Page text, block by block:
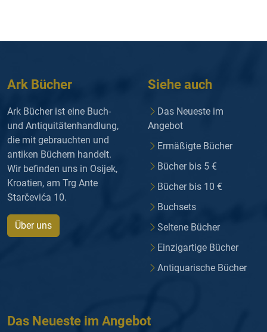
Ark Bücher
Ark Bücher ist eine Buch-
und Antiquitätenhandlung,
die mit gebrauchten und
antiken Büchern handelt.
Wir befinden uns in Osijek,
Kroatien, am Trg Ante
Starčevića 10.
Über uns
Siehe auch
Das Neueste im
Angebot
Ermäßigte Bücher
Bücher bis 5 €
Bücher bis 10 €
Buchsets
Seltene Bücher
Einzigartige Bücher
Antiquarische Bücher
Das Neueste im Angebot